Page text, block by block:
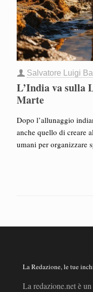
Salvatore Luigi
L’India va sulla
Marte
Dopo l’allunaggio
anche quello di creare
umani per organizzare
La Redazione, le tue
La redazione.net è